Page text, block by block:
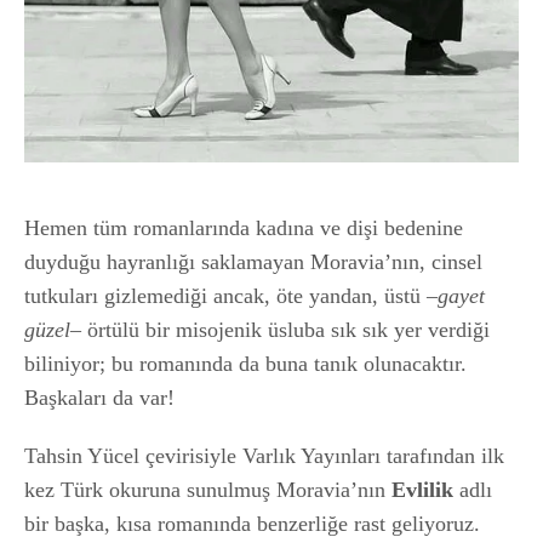
Hemen tüm romanlarında kadına ve dişi bedenine
duyduğu hayranlığı saklamayan Moravia’nın, cinsel
tutkuları gizlemediği ancak, öte yandan, üstü –gayet
güzel– örtülü bir misojenik üsluba sık sık yer verdiği
biliniyor; bu romanında da buna tanık olunacaktır.
Başkaları da var!
Tahsin Yücel çevirisiyle Varlık Yayınları tarafından ilk
kez Türk okuruna sunulmuş Moravia’nın Evlilik adlı
bir başka, kısa romanında benzerliğe rast geliyoruz.